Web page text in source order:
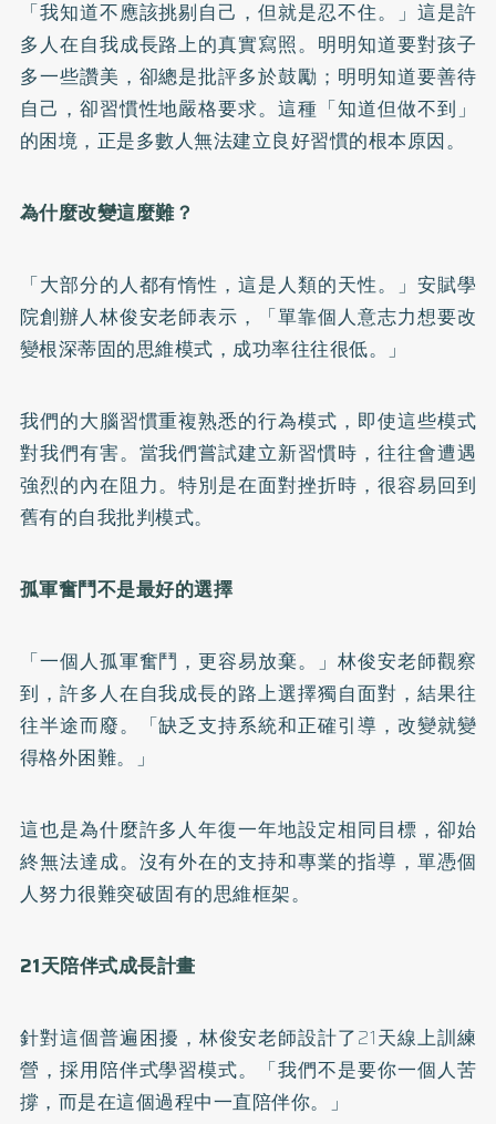
「我知道不應該挑剔自己，但就是忍不住。」這是許
多人在自我成長路上的真實寫照。明明知道要對孩子
多一些讚美，卻總是批評多於鼓勵；明明知道要善待
自己，卻習慣性地嚴格要求。這種「知道但做不到」
的困境，正是多數人無法建立良好習慣的根本原因。
為什麼改變這麼難？
「大部分的人都有惰性，這是人類的天性。」安賦學
院創辦人林俊安老師表示，「單靠個人意志力想要改
變根深蒂固的思維模式，成功率往往很低。」
我們的大腦習慣重複熟悉的行為模式，即使這些模式
對我們有害。當我們嘗試建立新習慣時，往往會遭遇
強烈的內在阻力。特別是在面對挫折時，很容易回到
舊有的自我批判模式。
孤軍奮鬥不是最好的選擇
「一個人孤軍奮鬥，更容易放棄。」林俊安老師觀察
到，許多人在自我成長的路上選擇獨自面對，結果往
往半途而廢。「缺乏支持系統和正確引導，改變就變
得格外困難。」
這也是為什麼許多人年復一年地設定相同目標，卻始
終無法達成。沒有外在的支持和專業的指導，單憑個
人努力很難突破固有的思維框架。
21天陪伴式成長計畫
針對這個普遍困擾，林俊安老師設計了21天線上訓練
營，採用陪伴式學習模式。「我們不是要你一個人苦
撐，而是在這個過程中一直陪伴你。」